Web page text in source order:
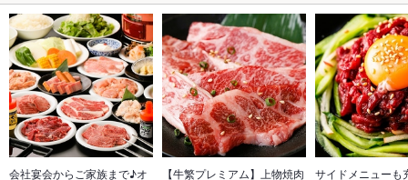
会社宴会からご家族まで♪オ
【牛繁プレミアム】上物焼肉
サイドメニュー